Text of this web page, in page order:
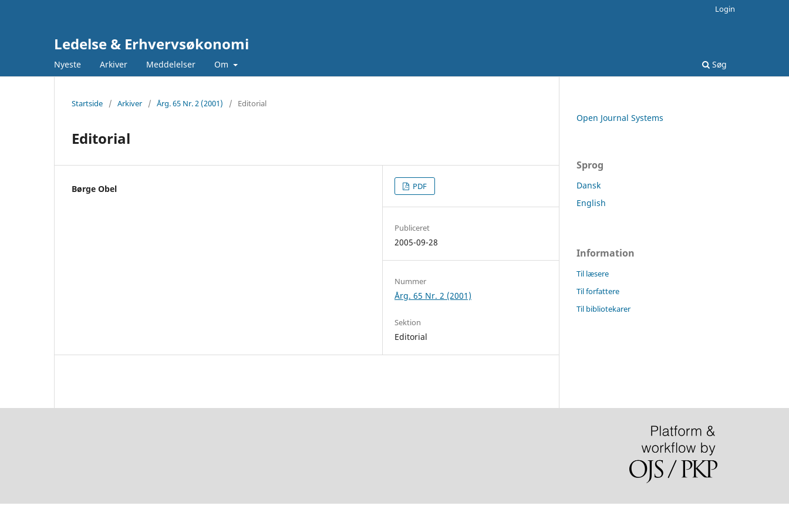
Ledelse & Erhvervsøkonomi
Nyeste Arkiver Meddelelser Om Søg
Login
Startside / Arkiver / Årg. 65 Nr. 2 (2001) / Editorial
Editorial
Børge Obel PDF
Publiceret
2005-09-28
Nummer
Årg. 65 Nr. 2 (2001)
Sektion
Editorial
Open Journal Systems
Sprog
Dansk
English
Information
Til læsere
Til forfattere
Til bibliotekarer